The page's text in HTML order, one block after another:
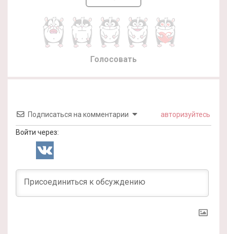
Голосовать
Подписаться на комментарии авторизуйтесь
Войти через: